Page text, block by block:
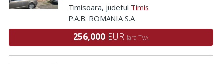
Timisoara, judetul Timis
P.A.B. ROMANIA S.A
256,000 EUR fara TVA